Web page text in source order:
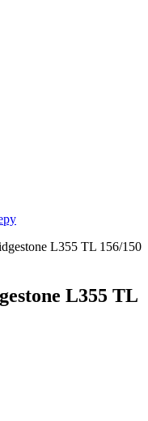
L355 TL 156/150
L355 TL